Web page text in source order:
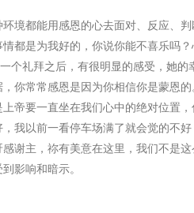
境都能用感恩的心去面对、反应、
都是为我好的，你说你能不喜乐吗
个礼拜之后，有很明显的感受，她
你常常感恩是因为你相信你是蒙恩
帝要一直坐在我们心中的绝对位置
我以前一看停⻋场满了就会觉的不
谢主，祢有美意在这里，我们不是
影响和暗示。